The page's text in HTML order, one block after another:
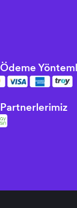
Ödeme
Partnerlerimiz